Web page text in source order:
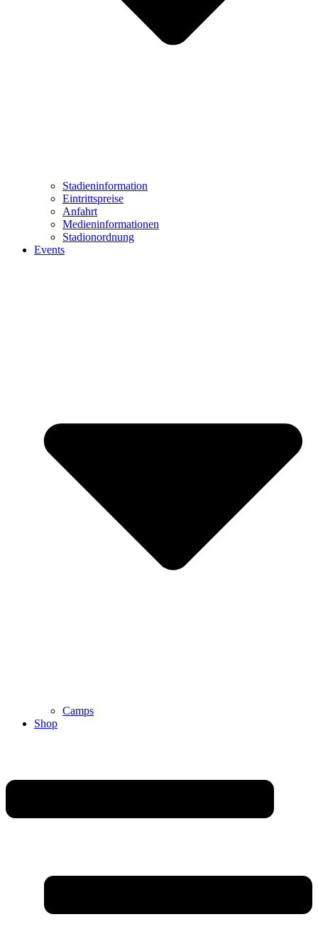
Stadieninformation
Eintrittspreise
Anfahrt
Medieninformationen
Stadionordnung
Events
Camps
Shop